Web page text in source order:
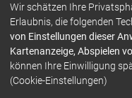
Infos zur
Infos in leichter
Infos zur
Übersetzen und
Wir schätzen Ihre
Erlaubnis, die folgenden
von Einstellungen dieser
Kartenanzeige, Abspielen
können Ihre Einwilligung
(Cookie-Einstellungen)